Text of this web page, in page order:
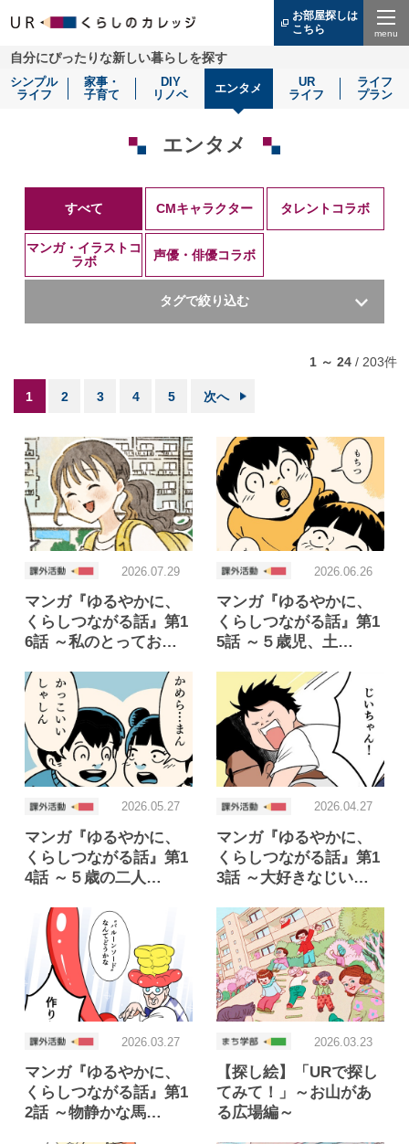
お部屋探しは
こちら
（別
ウ
ド
ウ
自分にぴったりな新しい暮らしを探す
シンプル
ライフ
家事・
子育て
DIY
リノベ
エンタメ
UR
ライフ
ライフ
プラン
エンタメ
すべて CMキャラクター タレントコラボ
マンガ・イラストコ
ラボ
声優・俳優コラボ
千葉雄大さん
Rurikoさん 602号、木の見える部屋
またあした、よつば団地で！
あたらしいくらし
みんなのおうちSTORY
これからのくらしSTORY
“ここだけ”のくらし 倉花唯さん
スケラッコさん 山田全自動さん
ユペチカさん ブブさん
さわぐちけいすけさん けんさん
海島千本さん よこみねさやかさん
まつざきしおりさん 酒野まちさん
空翔俊介さん
並庭マチコさん 犬ん子さん
ツルリンゴスターさん himaroさん
ゆるやかに、くらしつながる話
いとうみゆきさん おぐらなおみさん
1 ～ 24/ 203件
1 2 3 4 5 次へ
マンガ『ゆるやかに、
くらしつながる話』第1
6話 ～私のとってお…
2026.07.29
マンガ『ゆるやかに、
くらしつながる話』第1
5話 ～５歳児、土…
2026.06.26
マンガ『ゆるやかに、
くらしつながる話』第1
4話 ～５歳の二人…
2026.05.27
マンガ『ゆるやかに、
くらしつながる話』第1
3話 ～大好きなじい…
2026.04.27
マンガ『ゆるやかに、
くらしつながる話』第1
2話 ～物静かな馬…
2026.03.27
【探し絵】「URで探し
てみて！」～お山があ
る広場編～
2026.03.23